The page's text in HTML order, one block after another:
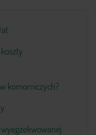
komorniczych?